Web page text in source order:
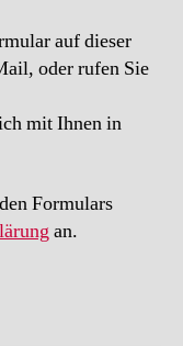
auf dieser
oder rufen Sie
mit Ihnen in
Formulars
an.